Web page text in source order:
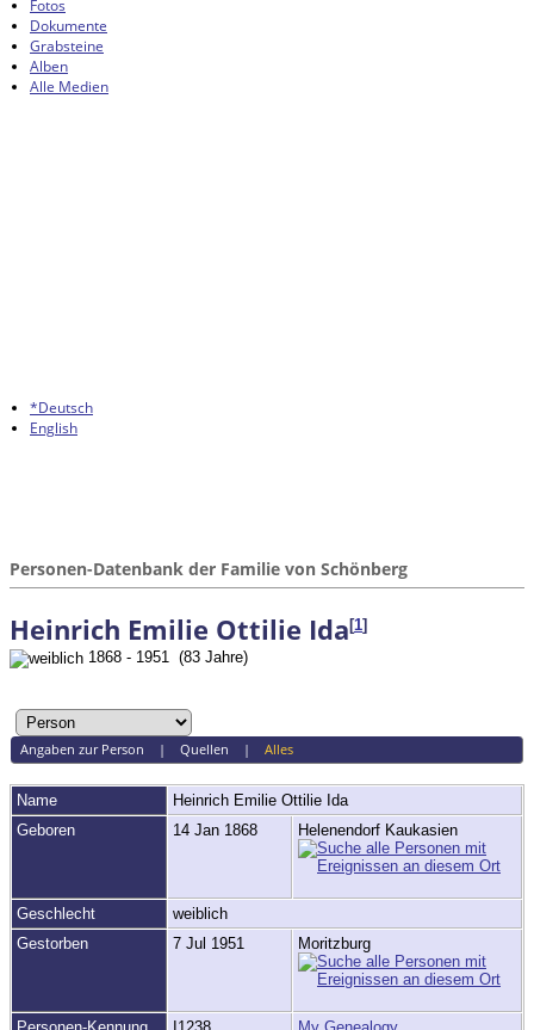
Fotos
Dokumente
Grabsteine
Alben
Alle Medien
*Deutsch
English
Personen-Datenbank der Familie von Schönberg
Heinrich Emilie Ottilie Ida [1]
1868 - 1951 (83 Jahre)
Angaben zur Person | Quellen | Alles
Name Heinrich Emilie Ottilie Ida
Geboren
14 Jan 1868 Helenendorf Kaukasien
Geschlecht
weiblich
Gestorben
7 Jul 1951 Moritzburg